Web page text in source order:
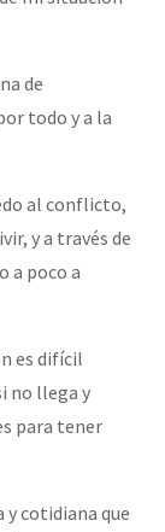
de
todo y a la
al conflicto,
y a través de
a poco a
es difícil
no llega y
para tener
y cotidiana que